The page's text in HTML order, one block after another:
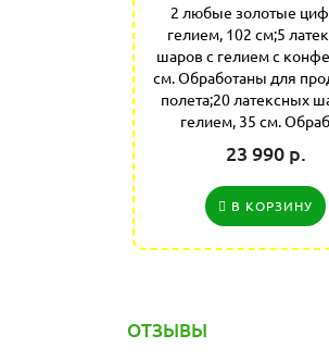
2 любые золотые
гелием, 102 см;5
шаров с гелием с
см. Обработаны для
полета;20 латексных
гелием, 35 см.
23 990 р.
В КОРЗИНУ
ОТЗЫВЫ